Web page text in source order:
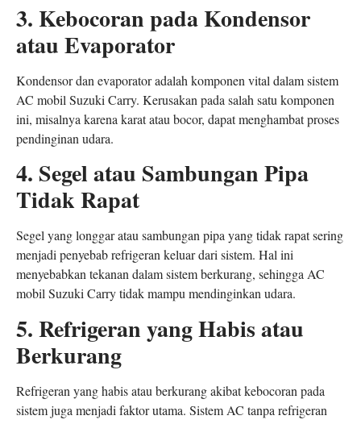
3. Kebocoran pada Kondensor
atau Evaporator
Kondensor dan evaporator adalah komponen vital dalam sistem
AC mobil Suzuki Carry. Kerusakan pada salah satu komponen
ini, misalnya karena karat atau bocor, dapat menghambat proses
pendinginan udara.
4. Segel atau Sambungan Pipa
Tidak Rapat
Segel yang longgar atau sambungan pipa yang tidak rapat sering
menjadi penyebab refrigeran keluar dari sistem. Hal ini
menyebabkan tekanan dalam sistem berkurang, sehingga AC
mobil Suzuki Carry tidak mampu mendinginkan udara.
5. Refrigeran yang Habis atau
Berkurang
Refrigeran yang habis atau berkurang akibat kebocoran pada
sistem juga menjadi faktor utama. Sistem AC tanpa refrigeran